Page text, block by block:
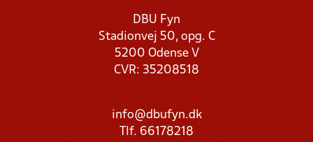
DBU Fyn
Stadionvej 50, opg. C
5200 Odense V
CVR: 35208518
info@dbufyn.dk
Tlf. 66178218